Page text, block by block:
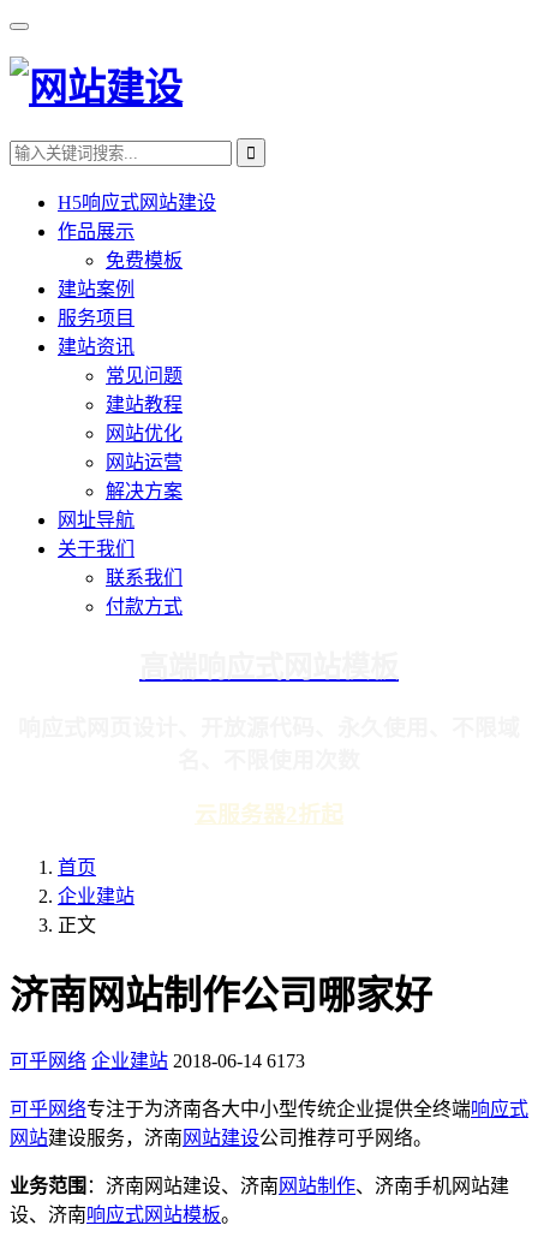
H5响应式网站建设
作品展示
免费模板
建站案例
服务项目
建站资讯
常见问题
建站教程
网站优化
网站运营
解决方案
网址导航
关于我们
联系我们
付款方式
云服务器2折起
首页
企业建站
正文
济南网站制作公司哪家好
可乎网络 企业建站 2018-06-14 6173
可乎网络专注于为济南各大中小型传统企业提供全终端响应式
网站建设服务，济南 网站建设公司推荐可乎网络。
业务范围 ：济南网站建设、济南 网站制作、济南手机网站建
设、济南响应式网站模板。